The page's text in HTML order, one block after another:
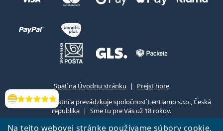
Na tejto webovej stránke používame súbory cookie,
Hodnotenia
Späť na Úvodnu stránku
Prejsť hore
Lentiamo.sk vlastní a prevádzkuje spoločnosť Lentiamo s.r.o., Česká
republika
Sme tu pre Vás už 18 rokov.